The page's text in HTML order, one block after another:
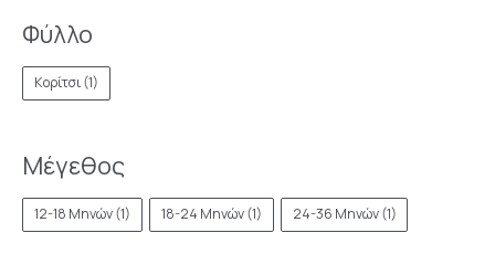
Φύλλο
Κορίτσι(1)
Μέγεθος
12-18 Μηνών(1) 18-24 Μηνών(1) 24-36 Μηνών (1)